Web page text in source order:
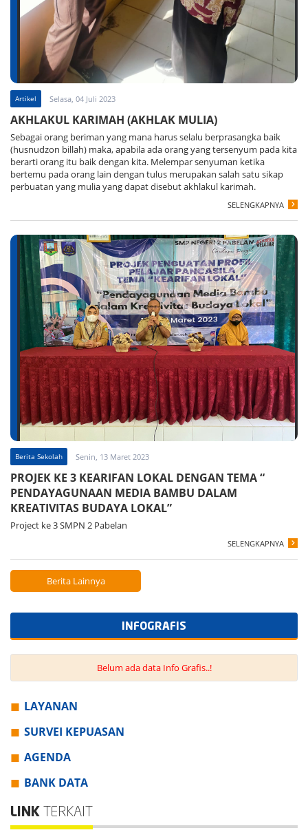
Artikel Selasa, 04 Juli 2023
AKHLAKUL KARIMAH (AKHLAK MULIA)
Sebagai orang beriman yang mana harus selalu berprasangka baik
(husnudzon billah) maka, apabila ada orang yang tersenyum pada kita
berarti orang itu baik dengan kita. Melempar senyuman ketika
bertemu pada orang lain dengan tulus merupakan salah satu sikap
perbuatan yang mulia yang dapat disebut akhlakul karimah.
SELENGKAPNYA
Berita Sekolah Senin, 13 Maret 2023
PROJEK KE 3 KEARIFAN LOKAL DENGAN TEMA “
PENDAYAGUNAAN MEDIA BAMBU DALAM
KREATIVITAS BUDAYA LOKAL”
Project ke 3 SMPN 2 Pabelan
SELENGKAPNYA
Berita Lainnya
INFOGRAFIS
Belum ada data Info Grafis..!
LAYANAN
SURVEI KEPUASAN
AGENDA
BANK DATA
LINK TERKAIT